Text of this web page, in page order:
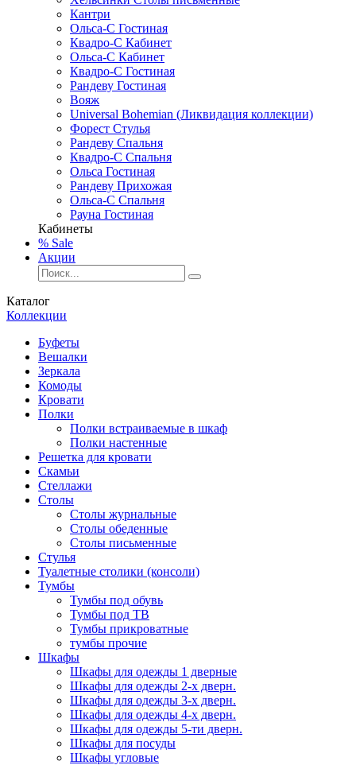
Кантри
Ольса-С Гостиная
Квадро-С Кабинет
Ольса-С Кабинет
Квадро-С Гостиная
Рандеву Гостиная
Вояж
Universal Bohemian (Ликвидация коллекции)
Форест Стулья
Рандеву Спальня
Квадро-С Спальня
Ольса Гостиная
Рандеву Прихожая
Ольса-С Спальня
Рауна Гостиная
Кабинеты
% Sale
Акции
Каталог
Коллекции
Буфеты
Вешалки
Зеркала
Комоды
Кровати
Полки
Полки встраиваемые в шкаф
Полки настенные
Решетка для кровати
Скамьи
Стеллажи
Столы
Столы журнальные
Столы обеденные
Столы письменные
Стулья
Туалетные столики (консоли)
Тумбы
Тумбы под обувь
Тумбы под ТВ
Тумбы прикроватные
тумбы прочие
Шкафы
Шкафы для одежды 1 дверные
Шкафы для одежды 2-х дверн.
Шкафы для одежды 3-х дверн.
Шкафы для одежды 4-х дверн.
Шкафы для одежды 5-ти дверн.
Шкафы для посуды
Шкафы угловые